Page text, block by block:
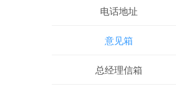
电话地址
意见箱
总经理信箱